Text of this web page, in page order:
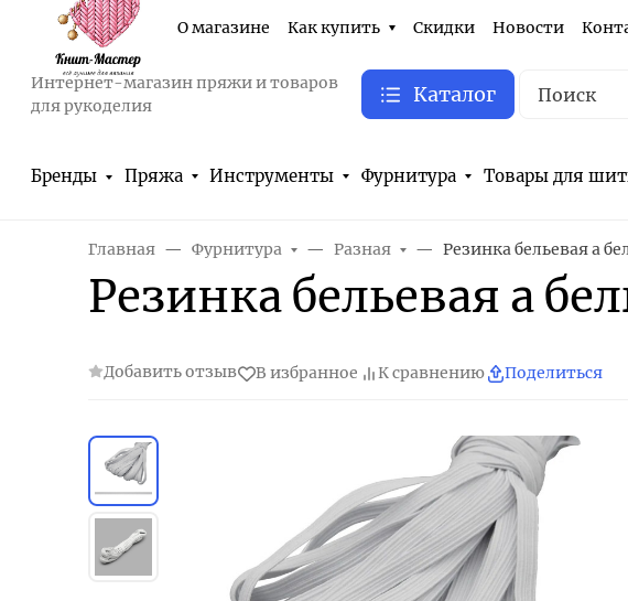
О магазине Как купить Скидки Новости
Интернет-магазин пряжи и товаров
для рукоделия
Каталог
Бренды Пряжа Инструменты Фурнитура Товары для
Главная Фурнитура Разная Резинка бельевая а
Резинка бельевая а
Добавить отзыв В избранное К сравнению Поделиться